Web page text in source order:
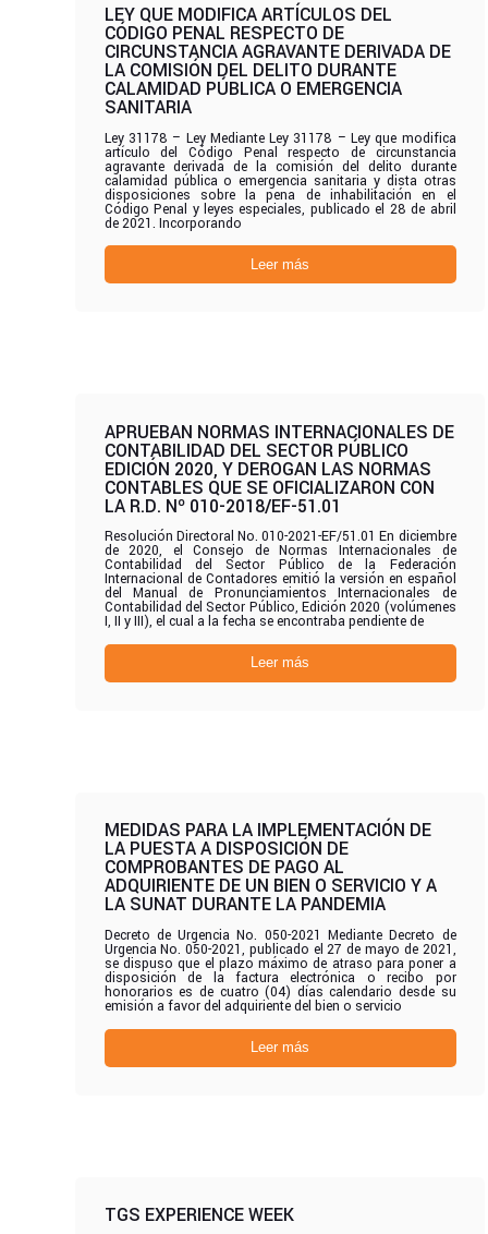
LEY QUE MODIFICA ARTÍCULOS DEL
CÓDIGO PENAL RESPECTO DE
CIRCUNSTANCIA AGRAVANTE DERIVADA DE
LA COMISIÓN DEL DELITO DURANTE
CALAMIDAD PÚBLICA O EMERGENCIA
SANITARIA
Ley 31178 – Ley Mediante Ley 31178 – Ley que modifica
artículo del Código Penal respecto de circunstancia
agravante derivada de la comisión del delito durante
calamidad pública o emergencia sanitaria y dista otras
disposiciones sobre la pena de inhabilitación en el
Código Penal y leyes especiales, publicado el 28 de abril
de 2021. Incorporando
Leer más
APRUEBAN NORMAS INTERNACIONALES DE
CONTABILIDAD DEL SECTOR PÚBLICO
EDICIÓN 2020, Y DEROGAN LAS NORMAS
CONTABLES QUE SE OFICIALIZARON CON
LA R.D. Nº 010-2018/EF-51.01
Resolución Directoral No. 010-2021-EF/51.01 En diciembre
de 2020, el Consejo de Normas Internacionales de
Contabilidad del Sector Público de la Federación
Internacional de Contadores emitió la versión en español
del Manual de Pronunciamientos Internacionales de
Contabilidad del Sector Público, Edición 2020 (volúmenes
I, II y III), el cual a la fecha se encontraba pendiente de
Leer más
MEDIDAS PARA LA IMPLEMENTACIÓN DE
LA PUESTA A DISPOSICIÓN DE
COMPROBANTES DE PAGO AL
ADQUIRIENTE DE UN BIEN O SERVICIO Y A
LA SUNAT DURANTE LA PANDEMIA
Decreto de Urgencia No. 050-2021 Mediante Decreto de
Urgencia No. 050-2021, publicado el 27 de mayo de 2021,
se dispuso que el plazo máximo de atraso para poner a
disposición de la factura electrónica o recibo por
honorarios es de cuatro (04) días calendario desde su
emisión a favor del adquiriente del bien o servicio
Leer más
TGS EXPERIENCE WEEK